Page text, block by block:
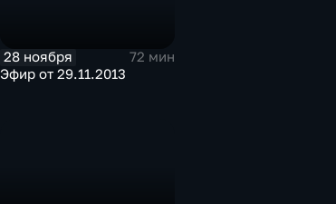
28 ноября
72 мин
Эфир от 29.11.2013